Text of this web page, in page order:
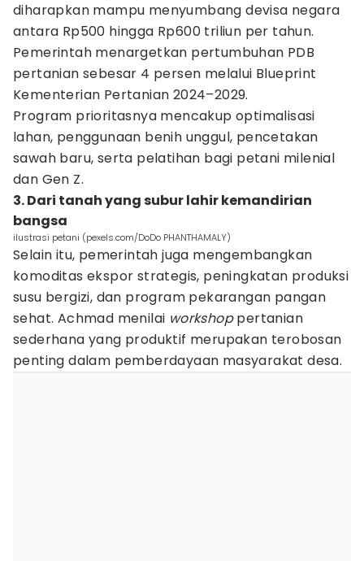
diharapkan mampu menyumbang devisa negara
antara Rp500 hingga Rp600 triliun per tahun.
Pemerintah menargetkan pertumbuhan PDB
pertanian sebesar 4 persen melalui Blueprint
Kementerian Pertanian 2024–2029.
Program prioritasnya mencakup optimalisasi
lahan, penggunaan benih unggul, pencetakan
sawah baru, serta pelatihan bagi petani milenial
dan Gen Z.
3. Dari tanah yang subur lahir kemandirian
bangsa
ilustrasi petani (pexels.com/DoDo PHANTHAMALY)
Selain itu, pemerintah juga mengembangkan
komoditas ekspor strategis, peningkatan produksi
susu bergizi, dan program pekarangan pangan
sehat. Achmad menilai workshoppertanian
sederhana yang produktif merupakan terobosan
penting dalam pemberdayaan masyarakat desa.